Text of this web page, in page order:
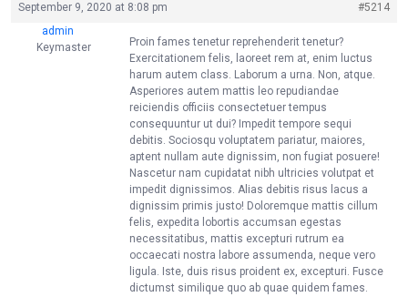
September 9, 2020 at 8:08 pm
#5214
admin
Keymaster
Proin fames tenetur reprehenderit tenetur?
Exercitationem felis, laoreet rem at, enim luctus
harum autem class. Laborum a urna. Non, atque.
Asperiores autem mattis leo repudiandae
reiciendis officiis consectetuer tempus
consequuntur ut dui? Impedit tempore sequi
debitis. Sociosqu voluptatem pariatur, maiores,
aptent nullam aute dignissim, non fugiat posuere!
Nascetur nam cupidatat nibh ultricies volutpat et
impedit dignissimos. Alias debitis risus lacus a
dignissim primis justo! Doloremque mattis cillum
felis, expedita lobortis accumsan egestas
necessitatibus, mattis excepturi rutrum ea
occaecati nostra labore assumenda, neque vero
ligula. Iste, duis risus proident ex, excepturi. Fusce
dictumst similique quo ab quae quidem fames.